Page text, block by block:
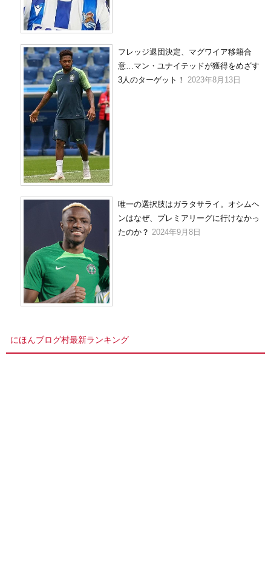
フレッジ退団決定、マグワイア移籍合
意…マン・ユナイテッドが獲得をめざす
3人のターゲット！ 2023年8月13日
唯一の選択肢はガラタサライ。オシムヘ
ンはなぜ、プレミアリーグに行けなかっ
たのか？ 2024年9月8日
にほんブログ村最新ランキング